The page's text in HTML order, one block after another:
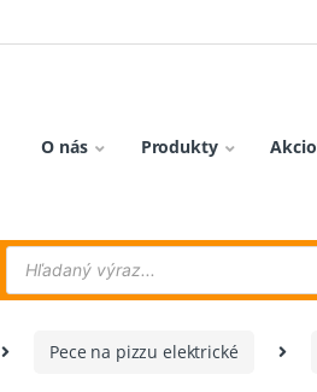
O nás Produkty
Products
search
Pece na pizzu elektrické